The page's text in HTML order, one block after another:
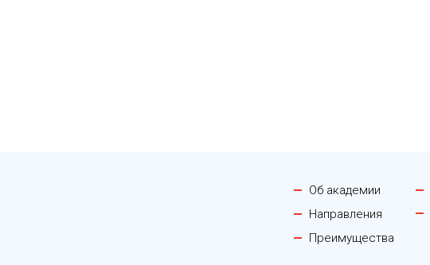
Об академии
Направления
Преимущества